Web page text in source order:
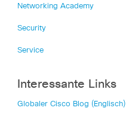
Networking Academy
Security
Service
Interessante Links
Globaler Cisco Blog (Englisch)